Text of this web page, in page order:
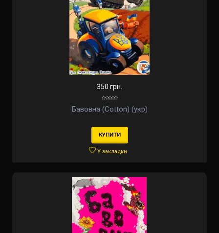
350 грн.
Бавовна (Cotton) (укр)
КУПИТИ
У закладки